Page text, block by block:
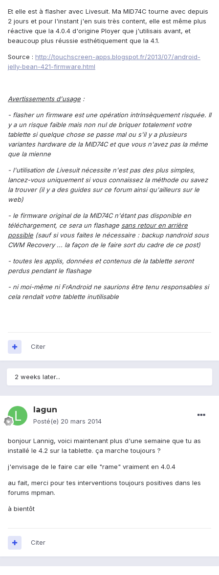
Et elle est à flasher avec Livesuit. Ma MID74C tourne avec depuis
2 jours et pour l'instant j'en suis très content, elle est même plus
réactive que la 4.0.4 d'origine Ployer que j'utilisais avant, et
beaucoup plus réussie esthétiquement que la 4.1.
Source : http://touchscreen-apps.blogspot.fr/2013/07/android-
jelly-bean-421-firmware.html
Avertissements d'usage :
- flasher un firmware est une opération intrinsèquement risquée. Il
y a un risque faible mais non nul de briquer totalement votre
tablette si quelque chose se passe mal ou s'il y a plusieurs
variantes hardware de la MID74C et que vous n'avez pas la même
que la mienne
- l'utilisation de Livesuit nécessite n'est pas des plus simples,
lancez-vous uniquement si vous connaissez la méthode ou savez
la trouver (il y a des guides sur ce forum ainsi qu'ailleurs sur le
web)
- le firmware original de la MID74C n'étant pas disponible en
téléchargement, ce sera un flashage sans retour en arrière
possible (sauf si vous faites le nécessaire : backup nandroid sous
CWM Recovery ... la façon de le faire sort du cadre de ce post)
- toutes les applis, données et contenus de la tablette seront
perdus pendant le flashage
- ni moi-même ni FrAndroid ne saurions être tenu responsables si
cela rendait votre tablette inutilisable
Citer
2 weeks later...
lagun
Posté(e) 20 mars 2014
bonjour Lannig, voici maintenant plus d'une semaine que tu as
installé le 4.2 sur la tablette. ça marche toujours ?
j'envisage de le faire car elle "rame" vraiment en 4.0.4
au fait, merci pour tes interventions toujours positives dans les
forums mpman.
à bientôt
Citer